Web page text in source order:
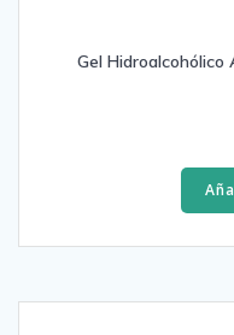
Gel Hidroalcohólico